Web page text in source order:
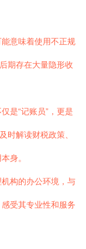
能意味着使用不正规
期存在大量隐形收
是“记账员”，更是
时解读财税政策、
身。
机构的办公环境，与
受其专业性和服务